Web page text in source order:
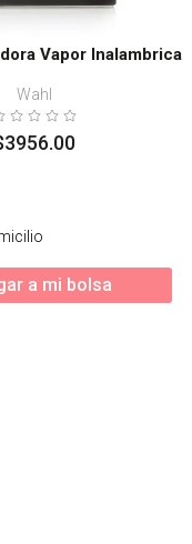
Vapor Inalambrica
Wahl
3956.00
a mi bolsa